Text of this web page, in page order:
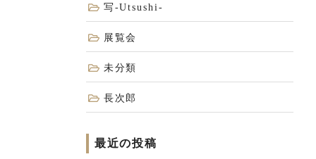
写-Utsushi-
展覧会
未分類
長次郎
最近の投稿